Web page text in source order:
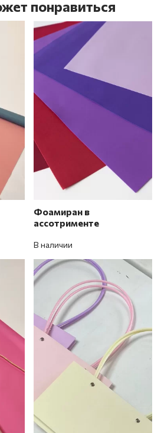
понравиться
Фоамиран в
ассотрименте
В наличии